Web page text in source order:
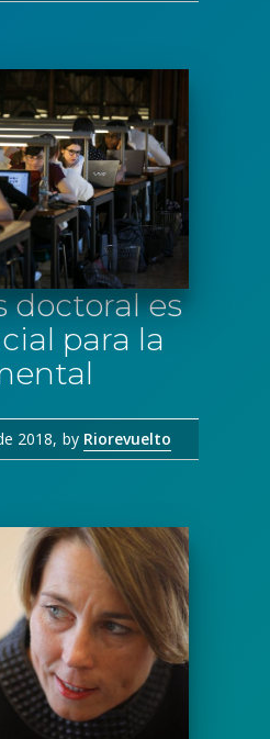
doctoral es
para la
2018 by Riorevuelto